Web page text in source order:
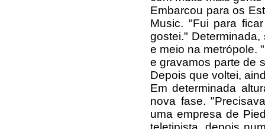
Embarcou para os
Music. "Fui para
gostei."
e meio na metrópole.
e gravamos parte de
Depois que voltei,
Em determinada
nova fase.
uma empresa de